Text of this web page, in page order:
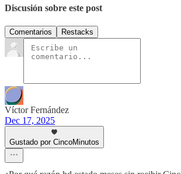
Discusión sobre este post
Comentarios Restacks
Víctor Fernández
Dec 17, 2025
Gustado por CincoMinutos